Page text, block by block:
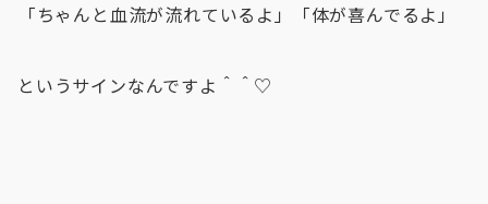
⁡「ちゃんと血流が流れているよ」「体が喜んでるよ」⁡⁡
というサインなんですよ＾＾♡